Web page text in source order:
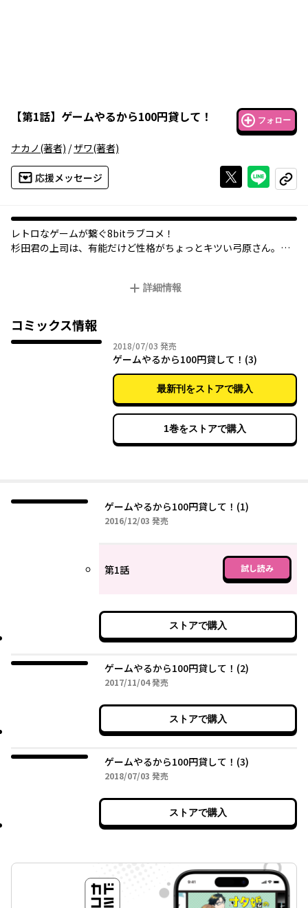
【第1話】 ゲームやるから100円貸して！ フォロー
ナカノ (著者) /ザワ(著者)
応援メッセージ Xで投稿する
ライン
コピー
レトロなゲームが繋ぐ8bitラブコメ！
杉田君の上司は、有能だけど性格がちょっとキツい弓原さん。あ
ブル筐体で遊ぶ女性を見かけて…！？ 有名レトロゲームの「デッ
詳細情報
コミックス情報
2018/07/03 2018年07月03日
発売
ゲームやるから100円貸して！(3)
最新刊をストアで購入
1巻をストアで購入
ゲームやるから100円貸して！(1)
2016/12/03 2016年12月03日
発売
第1話 試し読み
ストアで購入
ゲームやるから100円貸して！(2)
2017/11/042017年11月04日
発売
ストアで購入
ゲームやるから100円貸して！(3)
2018/07/03 2018年07月03日
発売
ストアで購入